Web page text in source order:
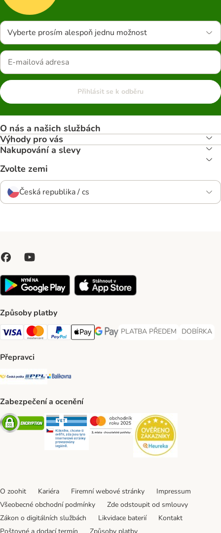
Vyberte prosím alespoň jednu možnost
Přihlásit se k odběru
O nás a našich službách
Výhody pro vás
Nakupování a slevy
Zvolte zemi
Česká republika / cs
Způsoby platby
Visa Payment Method
Mastercard Payment Method
PayPal Payment Method
Apple pay Payment Method
GooglePay Payment Method
PLATBA PŘEDEM
PLATBA PŘEDEM Payment
DOBÍRKA
DOBÍRKA
Přepravci
Česká pošta Shipping Method
PPL Shipping Method
Balíkovna Shipping Method
Zabezpečení a ocenění
Security Security Security
O zoohit Kariéra Firemní webové stránky
Impressum
Všeobecné obchodní podmínky
Zde odstoupit od smlouvy
Zákon o digitálních službách
Likvidace baterií
Kontakt